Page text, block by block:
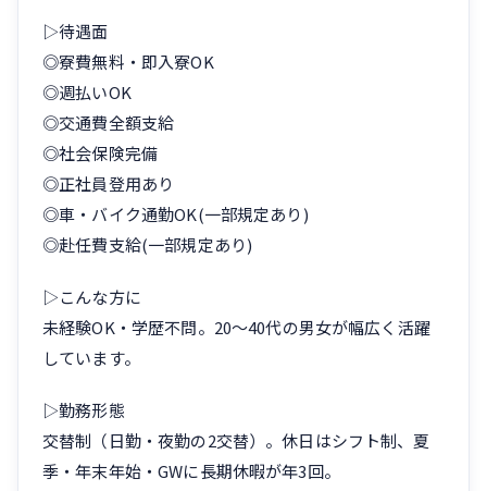
▷待遇面
◎寮費無料・即入寮OK
◎週払いOK
◎交通費全額支給
◎社会保険完備
◎正社員登用あり
◎車・バイク通勤OK(一部規定あり)
◎赴任費支給(一部規定あり)
▷こんな方に
未経験OK・学歴不問。20〜40代の男女が幅広く活躍
しています。
▷勤務形態
交替制（日勤・夜勤の2交替）。休日はシフト制、夏
季・年末年始・GWに長期休暇が年3回。